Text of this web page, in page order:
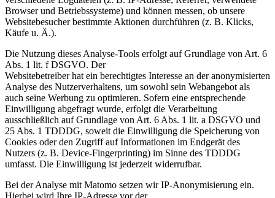
Browser und Betriebssysteme) und können messen, ob unsere
Websitebesucher bestimmte Aktionen durchführen (z. B. Klicks,
Käufe u. Ä.).
Die Nutzung dieses Analyse-Tools erfolgt auf Grundlage von Art. 6
Abs. 1 lit. f DSGVO. Der
Websitebetreiber hat ein berechtigtes Interesse an der anonymisierten
Analyse des Nutzerverhaltens, um sowohl sein Webangebot als
auch seine Werbung zu optimieren. Sofern eine entsprechende
Einwilligung abgefragt wurde, erfolgt die Verarbeitung
ausschließlich auf Grundlage von Art. 6 Abs. 1 lit. a DSGVO und
25 Abs. 1 TDDDG, soweit die Einwilligung die Speicherung von
Cookies oder den Zugriff auf Informationen im Endgerät des
Nutzers (z. B. Device-Fingerprinting) im Sinne des TDDDG
umfasst. Die Einwilligung ist jederzeit widerrufbar.
Bei der Analyse mit Matomo setzen wir IP-Anonymisierung ein.